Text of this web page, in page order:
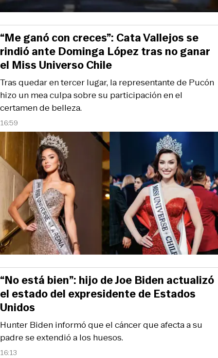
16:59
Tras quedar en tercer lugar, la representante de Pucón
hizo un mea culpa sobre su participación en el
certamen de belleza.
“Me ganó con creces”: Cata Vallejos se
rindió ante Dominga López tras no ganar
el Miss Universo Chile
16:13
Hunter Biden informó que el cáncer que afecta a su
padre se extendió a los huesos.
“No está bien”: hijo de Joe Biden actualizó
el estado del expresidente de Estados
Unidos